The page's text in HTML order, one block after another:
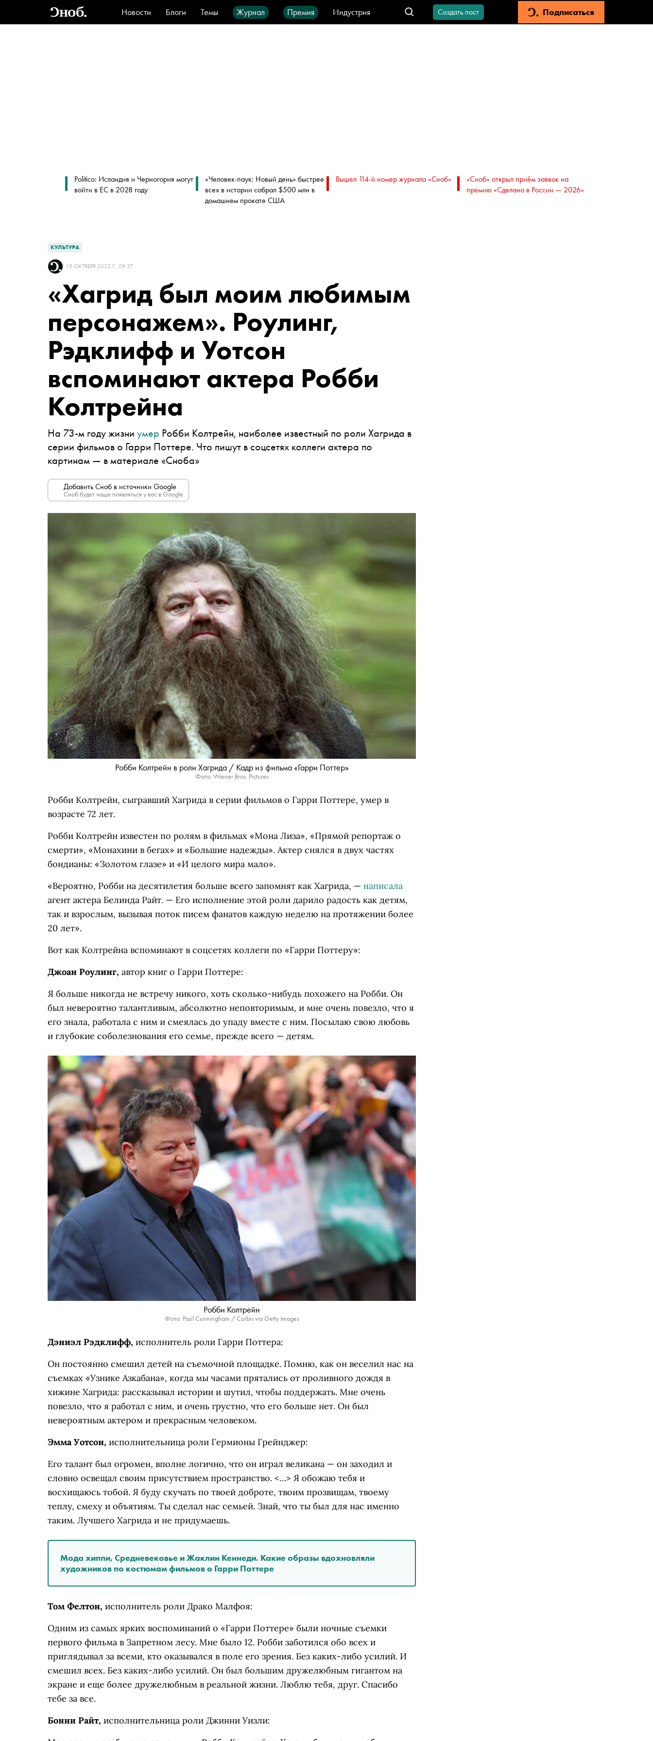
Новости Блоги Темы Журнал Премия
Индустрия
Стиль
Видео Город IT-продукты
Создать пост Подписаться
Politico: Исландия и Черногория могут
войти в ЕС в 2028 году
«Человек-паук: Новый день» быстрее
всех в истории собрал $500 млн в
домашнем прокате США
Вышел 114-й номер журнала «Сноб»
«Сноб» открыл приём заявок на
премию «Сделано в России — 2026»
КУЛЬТУРА
15 ОКТЯБРЯ 2022 Г., 09:37
«Хагрид был моим любимым
персонажем». Роулинг,
Рэдклифф и Уотсон
вспоминают актера Робби
Колтрейна
На 73-м году жизни умер Робби Колтрейн, наиболее известный по роли Хагрида в
серии фильмов о Гарри Поттере. Что пишут в соцсетях коллеги актера по
картинам — в материале «Сноба»
Добавить Сноб в источники Google
Сноб будет чаще появляться у вас в Google.
Робби Колтрейн в роли Хагрида / Кадр из фильма «Гарри Поттер»
Фото: Warner Bros. Pictures
Робби Колтрейн, сыгравший Хагрида в серии фильмов о Гарри Поттере, умер в
возрасте 72 лет.
Робби Колтрейн известен по ролям в фильмах «Мона Лиза», «Прямой репортаж о
смерти», «Монахини в бегах» и «Большие надежды». Актер снялся в двух частях
бондианы: «Золотом глазе» и «И целого мира мало».
«Вероятно, Робби на десятилетия больше всего запомнят как Хагрида, — написала
агент актера Белинда Райт. — Его исполнение этой роли дарило радость как детям,
так и взрослым, вызывая поток писем фанатов каждую неделю на протяжении более
20 лет».
Вот как Колтрейна вспоминают в соцсетях коллеги по «Гарри Поттеру»:
Джоан Роулинг, автор книг о Гарри Поттере:
Я больше никогда не встречу никого, хоть сколько-нибудь похожего на Робби. Он
был невероятно талантливым, абсолютно неповторимым, и мне очень повезло, что я
его знала, работала с ним и смеялась до упаду вместе с ним. Посылаю свою любовь
и глубокие соболезнования его семье, прежде всего — детям.
Робби Колтрейн
Фото: Paul Cunningham / Corbis via Getty Images
Дэниэл Рэдклифф, исполнитель роли Гарри Поттера:
Он постоянно смешил детей на съемочной площадке. Помню, как он веселил нас на
съемках «Узнике Азкабана», когда мы часами прятались от проливного дождя в
хижине Хагрида: рассказывал истории и шутил, чтобы поддержать. Мне очень
повезло, что я работал с ним, и очень грустно, что его больше нет. Он был
невероятным актером и прекрасным человеком.
Эмма Уотсон, исполнительница роли Гермионы Грейнджер:
Его талант был огромен, вполне логично, что он играл великана — он заходил и
словно освещал своим присутствием пространство. <…> Я обожаю тебя и
восхищаюсь тобой. Я буду скучать по твоей доброте, твоим прозвищам, твоему
теплу, смеху и объятиям. Ты сделал нас семьей. Знай, что ты был для нас именно
таким. Лучшего Хагрида и не придумаешь.
Мода хиппи, Средневековье и Жаклин Кеннеди. Какие образы вдохновляли
художников по костюмам фильмов о Гарри Поттере
Том Фелтон, исполнитель роли Драко Малфоя:
Одним из самых ярких воспоминаний о «Гарри Поттере» были ночные съемки
первого фильма в Запретном лесу. Мне было 12. Робби заботился обо всех и
приглядывал за всеми, кто оказывался в поле его зрения. Без каких-либо усилий. И
смешил всех. Без каких-либо усилий. Он был большим дружелюбным гигантом на
экране и еще более дружелюбным в реальной жизни. Люблю тебя, друг. Спасибо
тебе за все.
Бонни Райт, исполнительница роли Джинни Уизли: